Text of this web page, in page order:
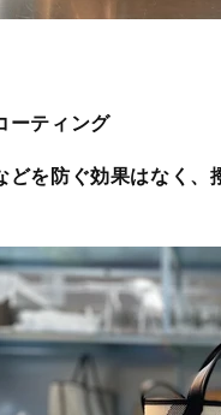
ーティング
どを防ぐ効果はなく、